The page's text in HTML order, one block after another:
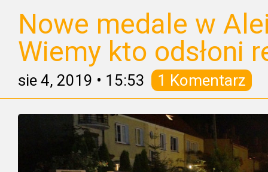
Nowe medale w
Wiemy kto odsłoni
sie 4, 2019 • 15:53 1 Komentarz